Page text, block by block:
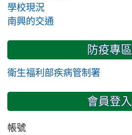
學校現況
南興的交通
防疫專區
衛生福利部疾病管制署
會員登入
帳號